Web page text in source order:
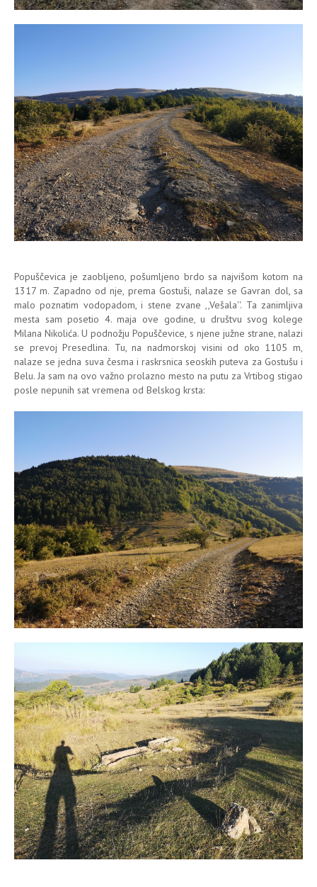
Popuščevica je zaobljeno, pošumljeno brdo sa najvišom kotom na
1317 m. Zapadno od nje, prema Gostuši, nalaze se Gavran dol, sa
malo poznatim vodopadom, i stene zvane ,,Vešala''. Ta zanimljiva
mesta sam posetio 4. maja ove godine, u društvu svog kolege
Milana Nikolića. U podnožju Popuščevice, s njene južne strane, nalazi
se prevoj Presedlina. Tu, na nadmorskoj visini od oko 1105 m,
nalaze se jedna suva česma i raskrsnica seoskih puteva za Gostušu i
Belu. Ja sam na ovo važno prolazno mesto na putu za Vrtibog stigao
posle nepunih sat vremena od Belskog krsta: